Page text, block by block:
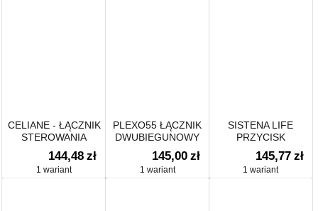
CELIANE - ŁĄCZNIK
STEROWANIA
ROLETAMI
144,48 zł
1 wariant
PLEXO55 ŁĄCZNIK
DWUBIEGUNOWY
145,00 zł
1 wariant
SISTENA LIFE
PRZYCISK
STEROWANIA
ROLETAMI (BLOKADA
ELEKTRYCZNA) 10A-
145,77 zł
1 wariant